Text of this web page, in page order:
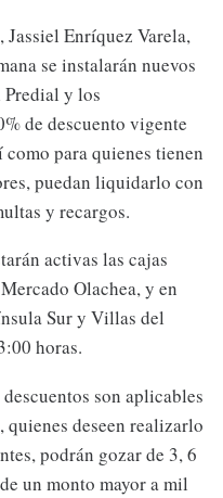
Enríquez Varela,
se instalarán nuevos
y los
de descuento vigente
para quienes tienen
puedan liquidarlo con
y recargos.
activas las cajas
Olachea, y en
Sur y Villas del
horas.
son aplicables
deseen realizarlo
podrán gozar de 3, 6
un monto mayor a mil